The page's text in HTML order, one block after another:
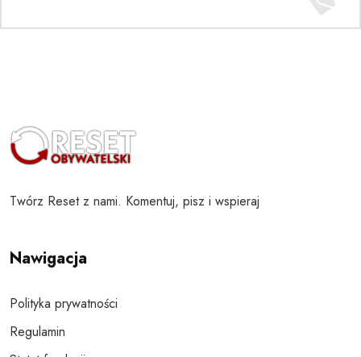
Twórz Reset z nami. Komentuj, pisz i wspieraj
Nawigacja
Polityka prywatności
Regulamin